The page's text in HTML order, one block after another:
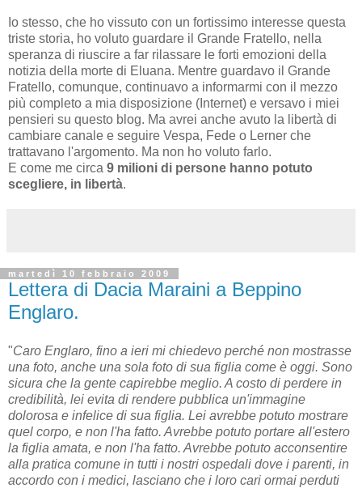
Io stesso, che ho vissuto con un fortissimo interesse questa
triste storia, ho voluto guardare il Grande Fratello, nella
speranza di riuscire a far rilassare le forti emozioni della
notizia della morte di Eluana. Mentre guardavo il Grande
Fratello, comunque, continuavo a informarmi con il mezzo
più completo a mia disposizione (Internet) e versavo i miei
pensieri su questo blog. Ma avrei anche avuto la libertà di
cambiare canale e seguire Vespa, Fede o Lerner che
trattavano l'argomento. Ma non ho voluto farlo.
E come me circa 9 milioni di persone hanno potuto
scegliere, in libertà.
martedì 10 febbraio 2009
Lettera di Dacia Maraini a Beppino
Englaro.
"Caro Englaro, fino a ieri mi chiedevo perché non mostrasse
una foto, anche una sola foto di sua figlia come è oggi. Sono
sicura che la gente capirebbe meglio. A costo di perdere in
credibilità, lei evita di rendere pubblica un'immagine
dolorosa e infelice di sua figlia. Lei avrebbe potuto mostrare
quel corpo, e non l'ha fatto. Avrebbe potuto portare all'estero
la figlia amata, e non l'ha fatto. Avrebbe potuto acconsentire
alla pratica comune in tutti i nostri ospedali dove i parenti, in
accordo con i medici, lasciano che i loro cari ormai perduti